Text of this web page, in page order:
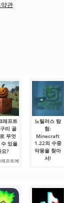
관
래프트
리 골
무엇
있을
요?
프트에
트 세계
항상 무
노틸러스 탐
험:
Minecraft
1.22의 수중
악몽을 찾아
서!
글을 쓰는 동안
에도 감정이 북